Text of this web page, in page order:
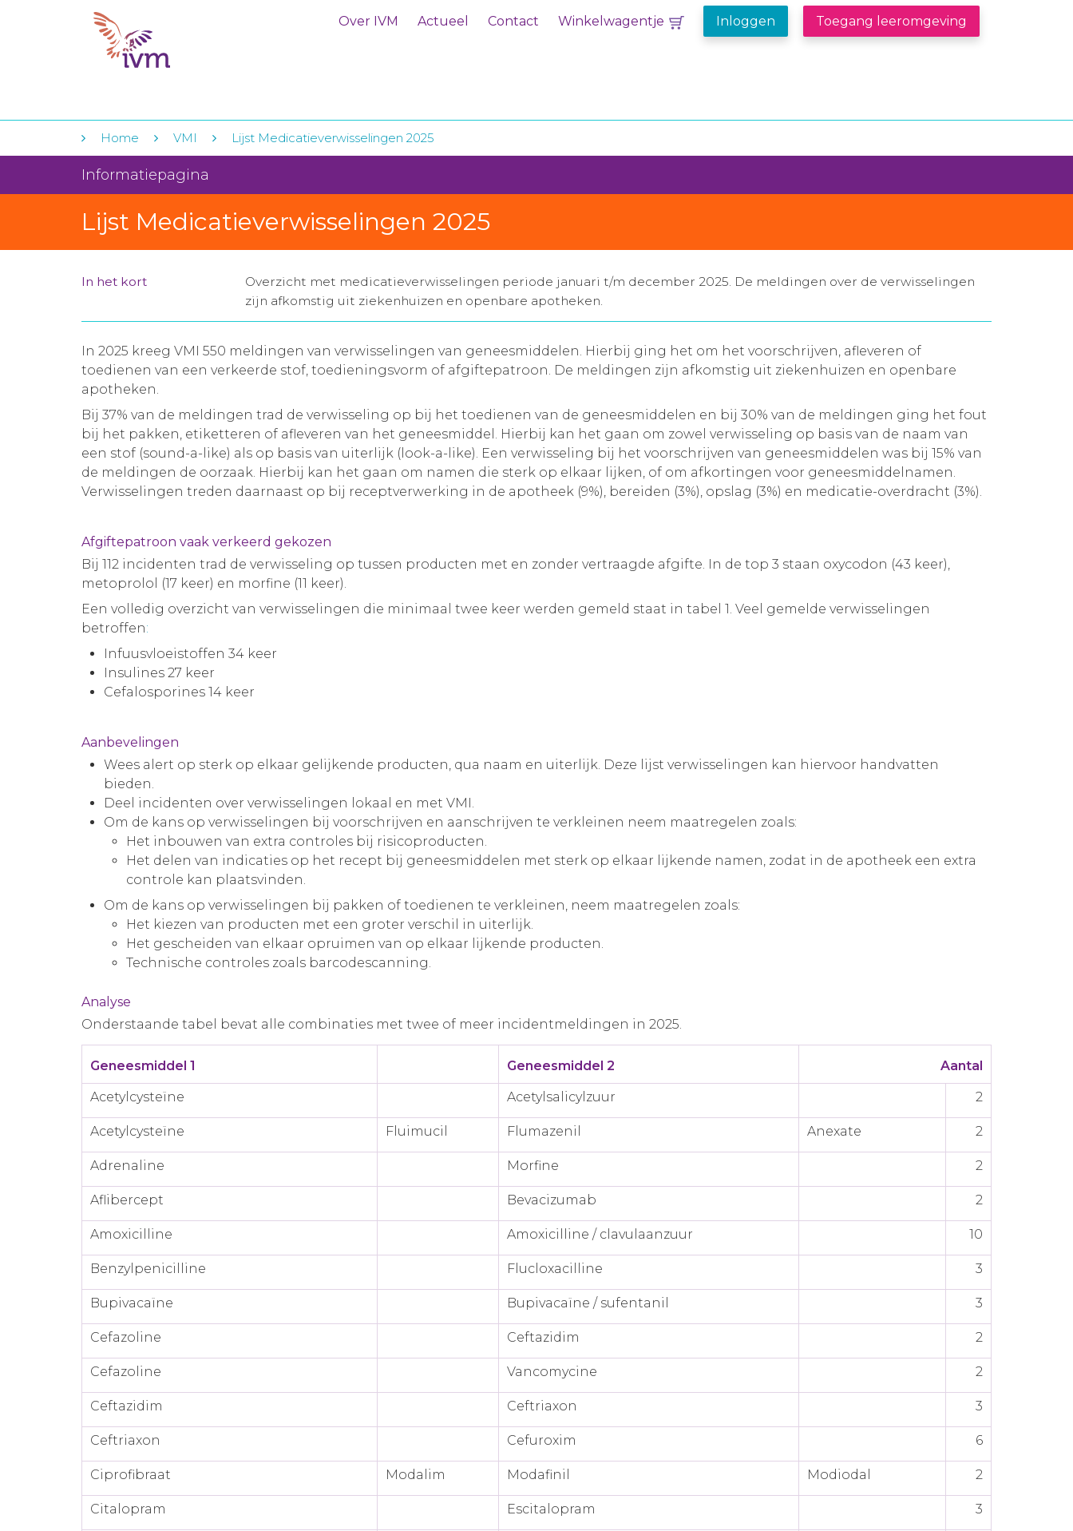
Over IVM Actueel Contact Winkelwagentje Inloggen Toegang leeromgeving
Home VMI Lijst Medicatieverwisselingen 2025
Informatiepagina
Lijst Medicatieverwisselingen 2025
In het kort
Overzicht met medicatieverwisselingen periode januari t/m december 2025. De meldingen over de verwisselingen
zijn afkomstig uit ziekenhuizen en openbare apotheken.
In 2025 kreeg VMI 550 meldingen van verwisselingen van geneesmiddelen. Hierbij ging het om het voorschrijven, afleveren of
toedienen van een verkeerde stof, toedieningsvorm of afgiftepatroon. De meldingen zijn afkomstig uit ziekenhuizen en openbare
apotheken.
Bij 37% van de meldingen trad de verwisseling op bij het toedienen van de geneesmiddelen en bij 30% van de meldingen ging het fout
bij het pakken, etiketteren of afleveren van het geneesmiddel. Hierbij kan het gaan om zowel verwisseling op basis van de naam van
een stof (sound-a-like) als op basis van uiterlijk (look-a-like). Een verwisseling bij het voorschrijven van geneesmiddelen was bij 15% van
de meldingen de oorzaak. Hierbij kan het gaan om namen die sterk op elkaar lijken, of om afkortingen voor geneesmiddelnamen.
Verwisselingen treden daarnaast op bij receptverwerking in de apotheek (9%), bereiden (3%), opslag (3%) en medicatie-overdracht (3%).
Afgiftepatroon vaak verkeerd gekozen
Bij 112 incidenten trad de verwisseling op tussen producten met en zonder vertraagde afgifte. In de top 3 staan oxycodon (43 keer),
metoprolol (17 keer) en morfine (11 keer).
Een volledig overzicht van verwisselingen die minimaal twee keer werden gemeld staat in tabel 1. Veel gemelde verwisselingen
betroffen:
Infuusvloeistoffen 34 keer
Insulines 27 keer
Cefalosporines 14 keer
Aanbevelingen
Wees alert op sterk op elkaar gelijkende producten, qua naam en uiterlijk. Deze lijst verwisselingen kan hiervoor handvatten
bieden.
Deel incidenten over verwisselingen lokaal en met VMI.
Om de kans op verwisselingen bij voorschrijven en aanschrijven te verkleinen neem maatregelen zoals:
Het inbouwen van extra controles bij risicoproducten.
Het delen van indicaties op het recept bij geneesmiddelen met sterk op elkaar lijkende namen, zodat in de apotheek een extra
controle kan plaatsvinden.
Om de kans op verwisselingen bij pakken of toedienen te verkleinen, neem maatregelen zoals:
Het kiezen van producten met een groter verschil in uiterlijk.
Het gescheiden van elkaar opruimen van op elkaar lijkende producten.
Technische controles zoals barcodescanning.
Analyse
Onderstaande tabel bevat alle combinaties met twee of meer incidentmeldingen in 2025.
Geneesmiddel 1 Geneesmiddel 2 Aantal
Acetylcysteïne Acetylsalicylzuur 2
Acetylcysteïne Fluimucil Flumazenil Anexate 2
Adrenaline Morfine 2
Aflibercept Bevacizumab 2
Amoxicilline Amoxicilline / clavulaanzuur 10
Benzylpenicilline Flucloxacilline 3
Bupivacaïne Bupivacaïne / sufentanil 3
Cefazoline Ceftazidim 2
Cefazoline Vancomycine 2
Ceftazidim Ceftriaxon 3
Ceftriaxon Cefuroxim 6
Ciprofibraat Modalim Modafinil Modiodal 2
Citalopram Escitalopram 3